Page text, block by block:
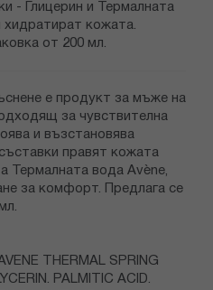
- Глицерин и Термалната
хидратират кожата.
от 200 мл.
е продукт за мъже на
за чувствителна
и възстановява
правят кожата
Термалната вода Avène,
за комфорт. Предлага се
THERMAL SPRING
PALMITIC ACID.